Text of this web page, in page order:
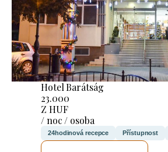
Hotel Barátság
23.000
Z HUF
/ noc / osoba
24hodinová recepce Přístupnost